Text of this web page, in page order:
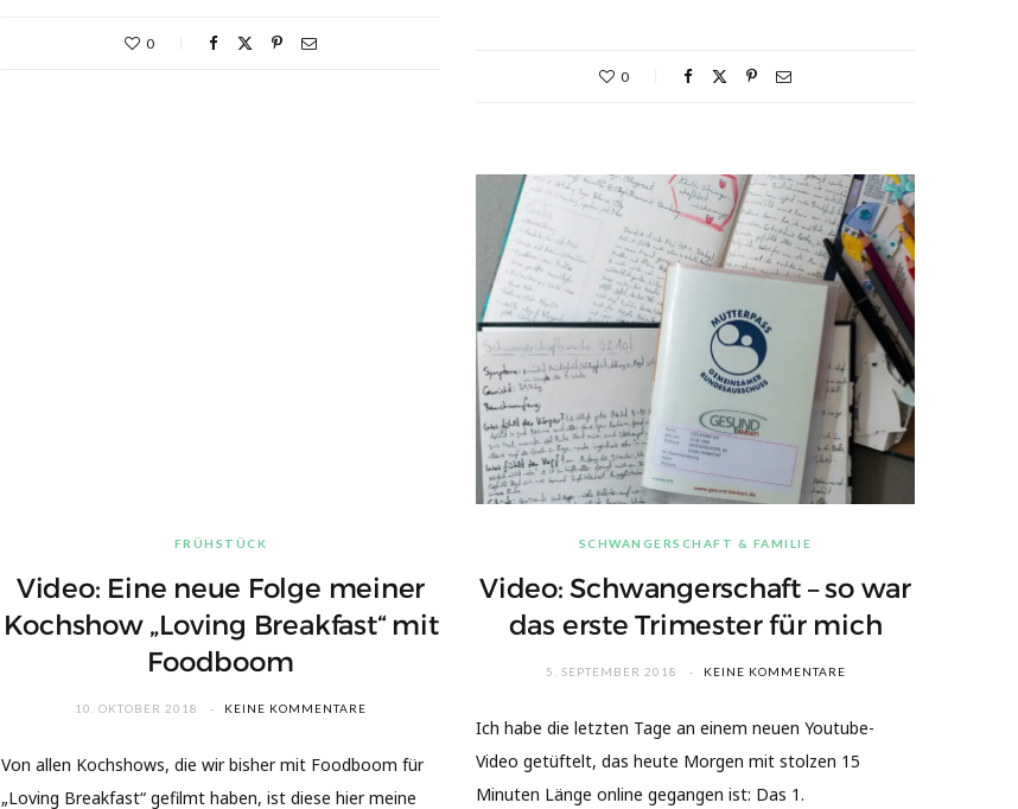
0
0
FRÜHSTÜCK
Video: Eine neue Folge meiner
Kochshow „Loving Breakfast“ mit
Foodboom
10. OKTOBER 2018 KEINE KOMMENTARE
Von allen Kochshows, die wir bisher mit Foodboom für
„Loving Breakfast“ gefilmt haben, ist diese hier meine
SCHWANGERSCHAFT & FAMILIE
Video: Schwangerschaft – so war
das erste Trimester für mich
5. SEPTEMBER 2018 KEINE KOMMENTARE
Ich habe die letzten Tage an einem neuen Youtube-
Video getüftelt, das heute Morgen mit stolzen 15
Minuten Länge online gegangen ist: Das 1.